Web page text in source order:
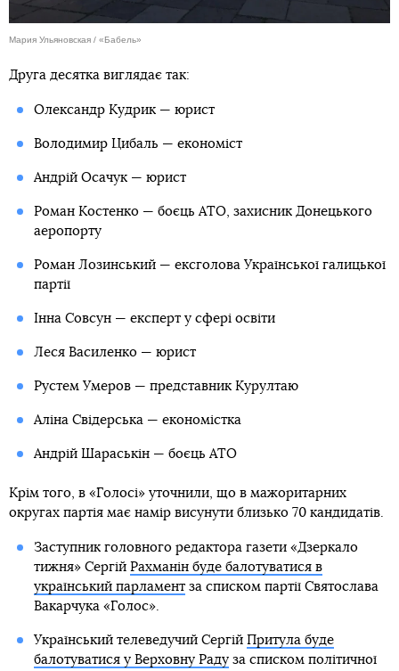
Мария Ульяновская / «Бабель»
Друга десятка виглядає так:
Олександр Кудрик — юрист
Володимир Цибаль — економіст
Андрій Осачук — юрист
Роман Костенко — боєць АТО, захисник Донецького
аеропорту
Роман Лозинський — ексголова Української галицької
партії
Інна Совсун — експерт у сфері освіти
Леся Василенко — юрист
Рустем Умеров — представник Курултаю
Аліна Свідерська — економістка
Андрій Шараськін — боєць АТО
Крім того, в «Голосі» уточнили, що в мажоритарних
округах партія має намір висунути близько 70 кандидатів.
Заступник головного редактора газети «Дзеркало
тижня» Сергій Рахманін буде балотуватися в
український парламентза списком партії Святослава
Вакарчука «Голос».
Український телеведучий Сергій Притула буде
балотуватися у Верховну Радуза списком політичної